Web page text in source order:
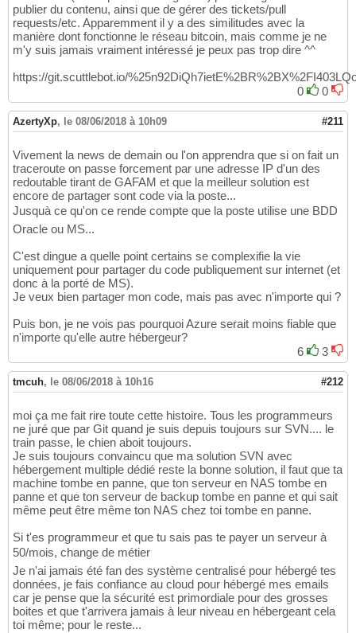
publier du contenu, ainsi que de gérer des tickets/pull
requests/etc. Apparemment il y a des similitudes avec la
manière dont fonctionne le réseau bitcoin, mais comme je ne
m'y suis jamais vraiment intéressé je peux pas trop dire ^^
https://git.scuttlebot.io/
0
0
AzertyXp, le 08/06/2018 à 10h09 #211
Vivement la news de demain ou l'on apprendra que si on fait un
traceroute on passe forcement par une adresse IP d'un des
redoutable tirant de GAFAM et que la meilleur solution est
encore de partager sont code via la poste...
Jusquà ce qu'on ce rende compte que la poste utilise une BDD
Oracle ou MS...
C'est dingue a quelle point certains se complexifie la vie
uniquement pour partager du code publiquement sur internet (et
donc à la porté de MS).
Je veux bien partager mon code, mais pas avec n'importe qui ?
Puis bon, je ne vois pas pourquoi Azure serait moins fiable que
n'importe qu'elle autre hébergeur?
6
3
tmcuh, le 08/06/2018 à 10h16 #212
moi ça me fait rire toute cette histoire. Tous les programmeurs
ne juré que par Git quand je suis depuis toujours sur SVN.... le
train passe, le chien aboit toujours.
Je suis toujours convaincu que ma solution SVN avec
hébergement multiple dédié reste la bonne solution, il faut que ta
machine tombe en panne, que ton serveur en NAS tombe en
panne et que ton serveur de backup tombe en panne et qui sait
même peut être même ton NAS chez toi tombe en panne.
Si t'es programmeur et que tu sais pas te payer un serveur à
50/mois, change de métier
Je n'ai jamais été fan des système centralisé pour hébergé tes
données, je fais confiance au cloud pour hébergé mes emails
car je pense que la sécurité est primordiale pour des grosses
boites et que t'arrivera jamais à leur niveau en hébergeant cela
toi même; pour le reste...